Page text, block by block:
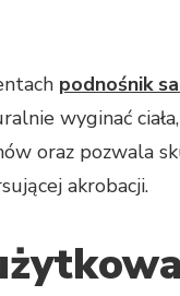
podnośnik
wyginać
oraz pozwala
akrobacji.